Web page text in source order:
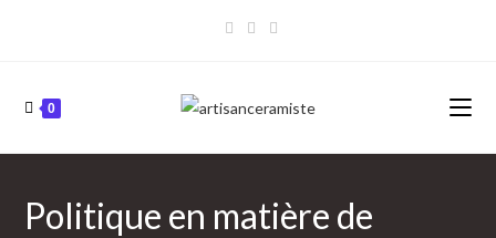
0
Politique en matière de